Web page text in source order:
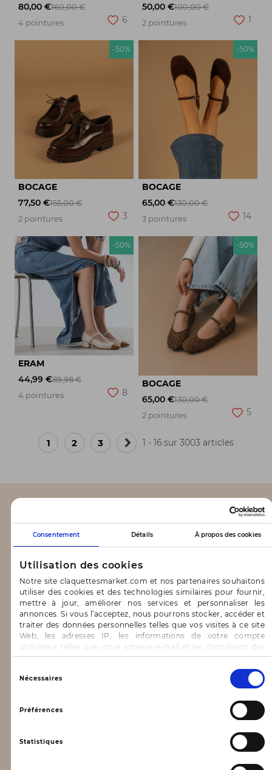
Consentement Détails À propos des cookies
Utilisation des cookies
Notre site claquettesmarket.com et nos partenaires souhaitons
utiliser des cookies et des technologies similaires pour fournir,
mettre à jour, améliorer nos services et personnaliser les
annonces. Si vous l’acceptez, nous pourrons stocker, accéder et
traiter des données personnelles telles que vos visites à ce site
Web, les adresses IP, les informations de votre compte
utilisateur telles que votre adresse e-mail et les identifiants des
cookies.
Vous avez le choix d’« Accepter » pour consentir à ces
utilisations, de « Refuser » pour vous y opposer ou
de sélectionner vos préférences concernant chaque catégorie
de cookie en cliquant sur « Valider la sélection » pour valider vos
options. Vous pouvez à tout moment modifier vos préférences
Nécessaires
Préférences
Statistiques
80,00 €160,00 €
4 pointures
6
50,00 €100,00 €
2 pointures
1
-50%
BOCAGE
77,50 €155,00 €
2 pointures
3
-50%
BOCAGE
65,00 €130,00 €
3 pointures
14
-50%
ERAM
44,99 €89,98 €
4 pointures
8
-50%
BOCAGE
65,00 €130,00 €
2 pointures
5
1 2 3
Page
1 - 16 sur 3003 articles
CLAQUETTES MARKET
Blog
CONTACT & AIDE
FAQ
Nous contacter
INFORMATIONS
Mentions légales
Données personnelles, vie privée